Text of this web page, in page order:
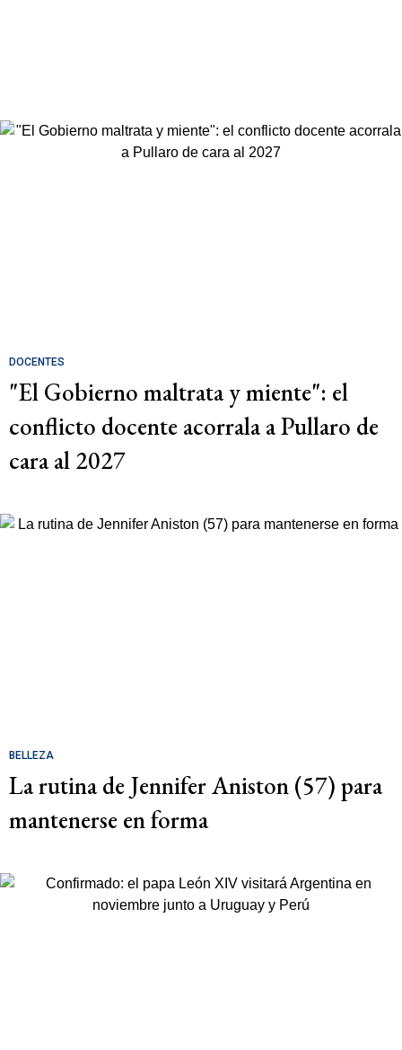
DOCENTES
"El Gobierno maltrata y miente": el
conflicto docente acorrala a Pullaro de
cara al 2027
BELLEZA
La rutina de Jennifer Aniston (57) para
mantenerse en forma